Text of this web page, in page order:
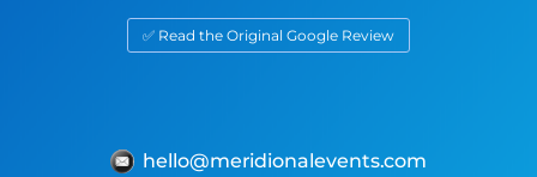
✅ Read the Original Google Review